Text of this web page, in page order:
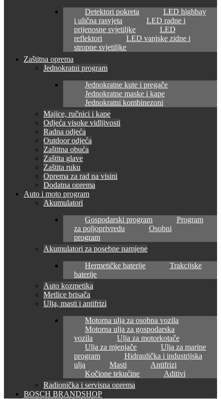
Detektori pokreta
LED highbay
i ulična rasvjeta
LED radne i
prijenosne svjetiljke
LED
reflektori
LED vanjske zidne i
stropne svjetiljke
Zaštitna oprema
Jednokratni program
Jednokratne kute i pregače
Jednokratne maske i kape
Jednokratni kombinezoni
Majice, ručnici i kape
Odjeća visoke vidljivosti
Radna odjeća
Outdoor odjeća
Zaštitna obuća
Zaštita glave
Zaštita ruku
Oprema za rad na visini
Dodatna oprema
Auto i moto program
Akumulatori
Gospodarski program
Program
za poljoprivredu
Osobni
program
Akumulatori za posebne namjene
Hermetičke baterije
Trakcijske
baterije
Auto kozmetika
Metlice brisača
Ulja, masti i antifrizi
Motorna ulja za osobna vozila
Motorna ulja za gospodarska
vozila
Ulja za motorkotače
Ulja za mjenjače
Ulja za marine
program
Hidraulička i industrijska
ulja
Masti
Antifrizi
Kočione tekućine
Aditivi
Radionička i servisna oprema
BOSCH BRANDSHOP